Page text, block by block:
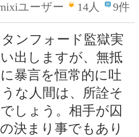
ユーザー
14人 9件
ンフォード監獄実
出しますが、無抵
暴言を恒常的に吐
な人間は、所詮そ
しょう。相手が囚
決まり事でもあり